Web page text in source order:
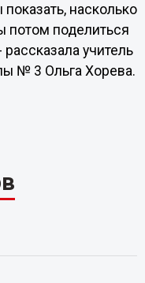
насколько
потом поделиться
учитель
№ 3 Ольга Хорева.